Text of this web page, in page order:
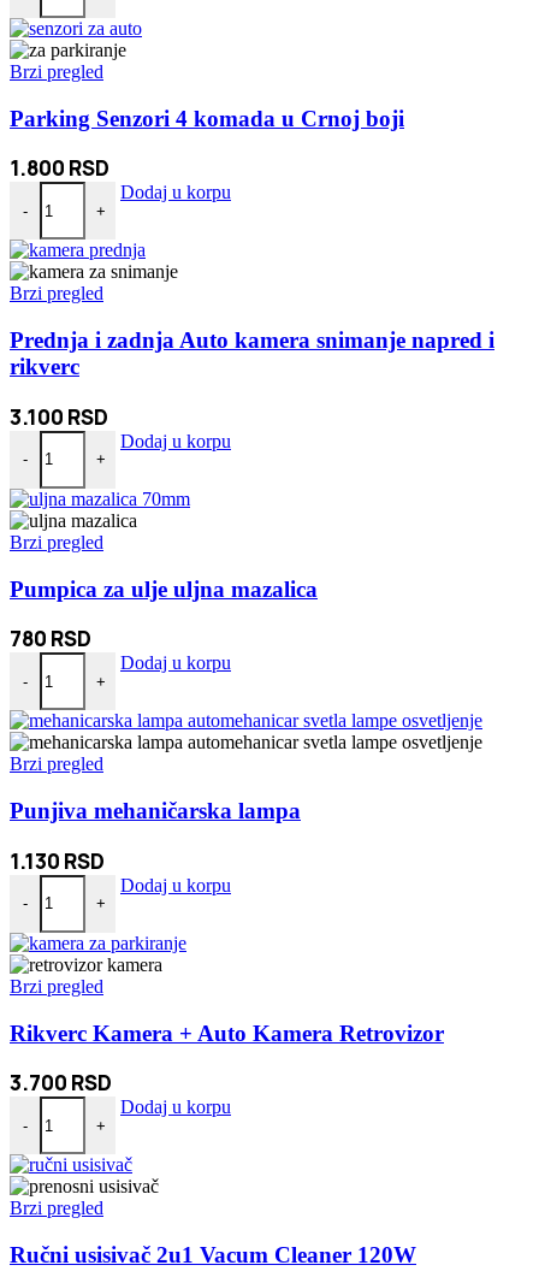
Brzi pregled
Parking Senzori 4 komada u Crnoj boji
1.800 RSD
-
Parking Senzori 4 komada u Crnoj boji količina
+
Dodaj u korpu
Brzi pregled
Prednja i zadnja Auto kamera snimanje napred i
rikverc
3.100 RSD
-
Prednja i zadnja Auto kamera snimanje napred i rikverc količina
+
Dodaj u korpu
Brzi pregled
Pumpica za ulje uljna mazalica
780 RSD
-
Pumpica za ulje uljna mazalica količina
+
Dodaj u korpu
Brzi pregled
Punjiva mehaničarska lampa
1.130 RSD
-
Punjiva mehaničarska lampa količina
+
Dodaj u korpu
Brzi pregled
Rikverc Kamera + Auto Kamera Retrovizor
3.700 RSD
-
Rikverc Kamera + Auto Kamera Retrovizor količina
+
Dodaj u korpu
Brzi pregled
Ručni usisivač 2u1 Vacum Cleaner 120W